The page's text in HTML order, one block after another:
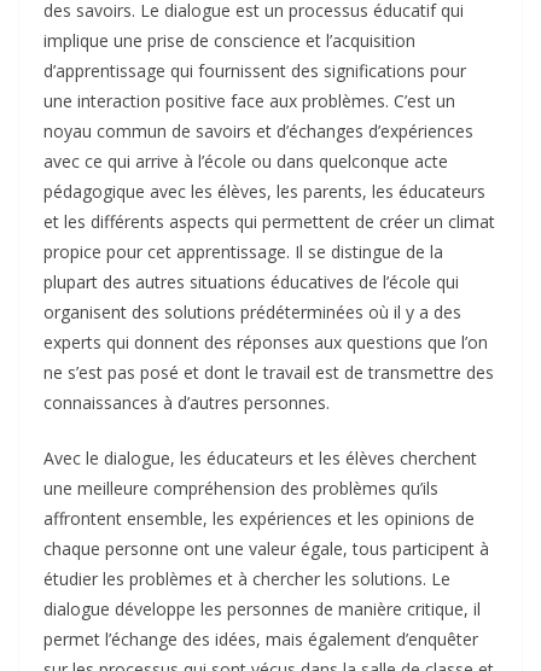
des savoirs. Le dialogue est un processus éducatif qui
implique une prise de conscience et l’acquisition
d’apprentissage qui fournissent des significations pour
une interaction positive face aux problèmes. C’est un
noyau commun de savoirs et d’échanges d’expériences
avec ce qui arrive à l’école ou dans quelconque acte
pédagogique avec les élèves, les parents, les éducateurs
et les différents aspects qui permettent de créer un climat
propice pour cet apprentissage. Il se distingue de la
plupart des autres situations éducatives de l’école qui
organisent des solutions prédéterminées où il y a des
experts qui donnent des réponses aux questions que l’on
ne s’est pas posé et dont le travail est de transmettre des
connaissances à d’autres personnes.
Avec le dialogue, les éducateurs et les élèves cherchent
une meilleure compréhension des problèmes qu’ils
affrontent ensemble, les expériences et les opinions de
chaque personne ont une valeur égale, tous participent à
étudier les problèmes et à chercher les solutions. Le
dialogue développe les personnes de manière critique, il
permet l’échange des idées, mais également d’enquêter